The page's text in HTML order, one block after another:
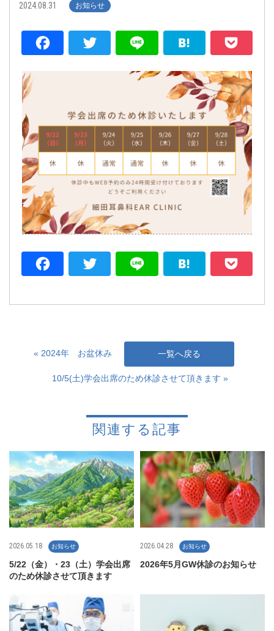
2024.08.31 お知らせ
Facebook
Twitter Line Hatena
Facebook
Twitter Line Hatena
« 2024年 お盆休み 一覧へ戻る
10/5(土)学会出席のため休診させて頂きます »
関連する記事
2026.05.18 お知らせ
5/22（金）・23（土）学会出席
のため休診させて頂きます
2026.04.28 お知らせ
2026年5月GW休診のお知らせ